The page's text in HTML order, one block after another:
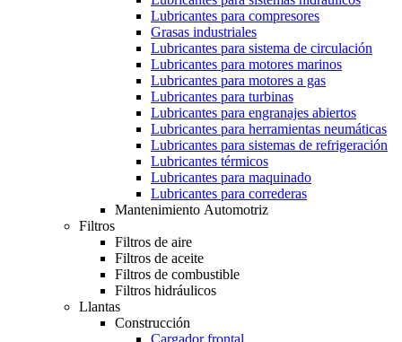
Lubricantes para compresores
Grasas industriales
Lubricantes para sistema de circulación
Lubricantes para motores marinos
Lubricantes para motores a gas
Lubricantes para turbinas
Lubricantes para engranajes abiertos
Lubricantes para herramientas neumáticas
Lubricantes para sistemas de refrigeración
Lubricantes térmicos
Lubricantes para maquinado
Lubricantes para correderas
Mantenimiento Automotriz
Filtros
Filtros de aire
Filtros de aceite
Filtros de combustible
Filtros hidráulicos
Llantas
Construcción
Cargador frontal